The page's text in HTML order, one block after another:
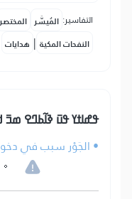
التفاسير: المُيسَّر المختصر
النفحات المكية | هدايات
ߟߝߊߙߌ ߟߎ߫ ߢߊ߬ߕߣߐ ߘߏ߫
• الجَوْر سبب في